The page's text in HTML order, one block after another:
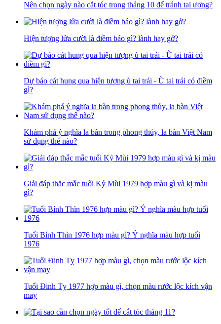
Nên chọn ngày nào cắt tóc trong tháng 10 để tránh tai ương?
Hiện tượng lửa cười là điềm báo gì? lành hay gở?
Dự báo cát hung qua hiện tượng ù tai trái - Ù tai trái có điềm
gì?
Khám phá ý nghĩa la bàn trong phong thủy, la bàn Việt Nam
sử dụng thế nào?
Giải đáp thắc mắc tuổi Kỷ Mùi 1979 hợp màu gì và kị màu
gì?
Tuổi Bính Thìn 1976 hợp màu gì? Ý nghĩa màu hợp tuổi
1976
Tuổi Đinh Tỵ 1977 hợp màu gì, chọn màu rước lộc kích vận
may